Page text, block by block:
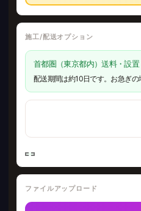
施工/配送オプション
首都圏（東京都内）送料・設置
配送期間は約10日です。お急ぎ
ファイルアップロード